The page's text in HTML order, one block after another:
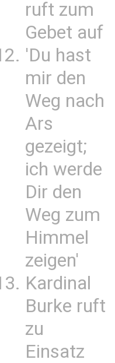
ruft zum
Gebet auf
'Du hast
mir den
Weg nach
Ars
gezeigt;
ich werde
Dir den
Weg zum
Himmel
zeigen'
Kardinal
Burke ruft
zu
Einsatz